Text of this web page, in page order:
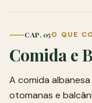
CAP. 05O QUE
Comida e
A comida
otomanas e